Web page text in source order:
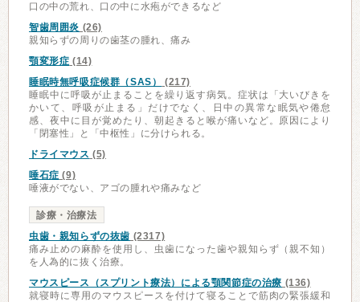
口の中の荒れ、口の中に水疱ができるなど
智歯周囲炎 (26)
親知らずの周りの歯茎の腫れ、痛み
顎変形症 (14)
睡眠時無呼吸症候群（SAS）
(217)
睡眠中に呼吸が止まることを繰り返す病気。症状は「大いびきを
かいて、呼吸が止まる」だけでなく、日中の異常な眠気や倦怠
感、夜中に目が覚めたり、朝起きると喉が痛いなど。原因により
「閉塞性」と「中枢性」に分けられる。
ドライマウス (5)
唾石症 (9)
唾液がでない、アゴの腫れや痛みなど
診療・治療法
虫歯・親知らずの抜歯 (2317)
痛み止めの麻酔を使用し、虫歯になった歯や親知らず（親不知）
を人為的に抜く治療。
マウスピース（スプリント療法）による顎関節症の治療 (136)
就寝時に専用のマウスピースを付けて寝ることで筋肉の緊張緩和